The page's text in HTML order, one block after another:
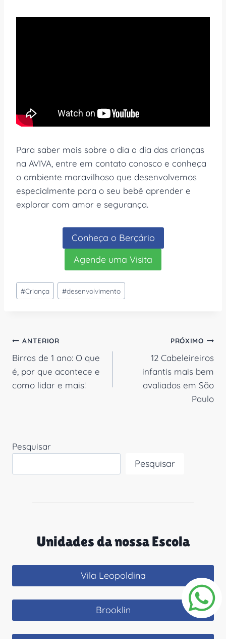
Para saber mais sobre o dia a dia das crianças
na AVIVA, entre em contato conosco e conheça
o ambiente maravilhoso que desenvolvemos
especialmente para o seu bebê aprender e
explorar com amor e segurança.
Conheça o Berçário
Agende uma Visita
Tags
do
#Criança #desenvolvimento
Navegação
de
Post
ANTERIOR
Birras de 1 ano: O que
é, por que acontece e
como lidar e mais!
PRÓXIMO
12 Cabeleireiros
infantis mais bem
avaliados em São
Paulo
Pesquisar
Pesquisar
Unidades da nossa Escola
Vila Leopoldina
Brooklin